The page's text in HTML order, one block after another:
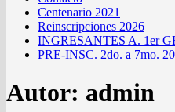
Centenario 2021
Reinscripciones 2026
INGRESANTES A. 1er
PRE-INSC. 2do. a 7mo.
Autor: admin